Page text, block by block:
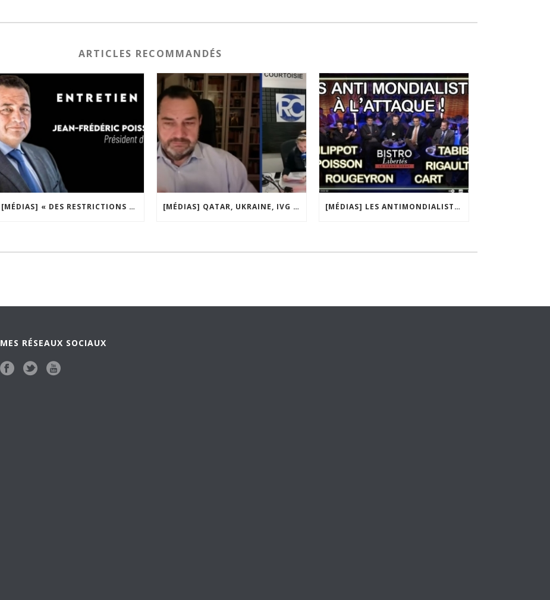
ARTICLES RECOMMANDÉS
[MÉDIAS] « DES RESTRICTIONS S’INSTALLENT PETIT À PETIT DANS NOTRE PAYS » ENTRETIEN AVEC BOULEVARD VOLTAIRE [MÉDIAS] QATAR, UKRAINE, IVG : MACRON MET-IL LA FRANCE EN DANGER ? JF POISSON INVITÉ DE LIGNE DROITE SUR RADIO COURTOISIE [MÉDIAS] LES ANTIMONDIALISTES À L’ATTAQUE | GRAND DÉBAT DE BRISTO LIBERTÉS
MES RÉSEAUX SOCIAUX